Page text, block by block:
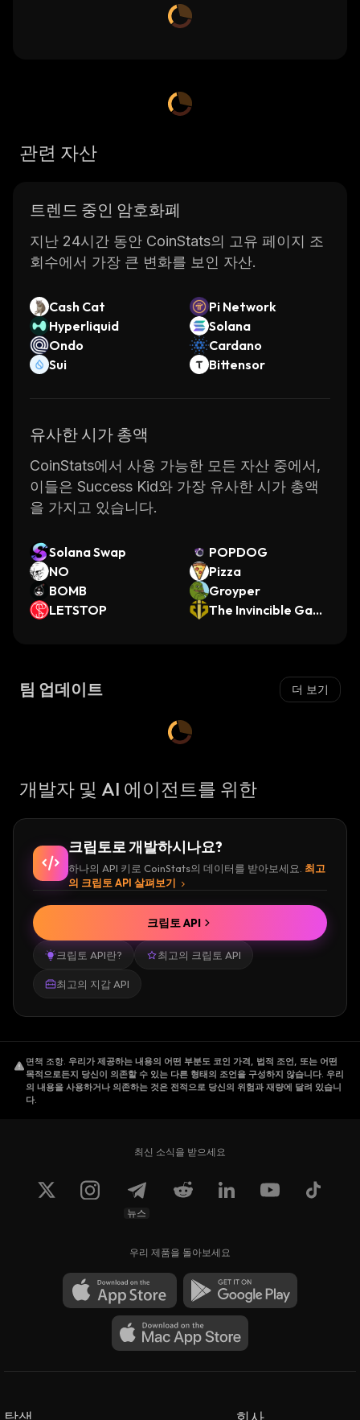
관련 자산
트렌드 중인 암호화폐
지난 24시간 동안 CoinStats의 고유 페이지 조
회수에서 가장 큰 변화를 보인 자산.
Cash Cat
Pi Network
Hyperliquid
Solana
Ondo
Cardano
Sui
Bittensor
유사한 시가 총액
CoinStats에서 사용 가능한 모든 자산 중에서,
이들은 Success Kid와 가장 유사한 시가 총액
을 가지고 있습니다.
Solana Swap
POPDOG
NO
Pizza
BOMB
Groyper
LETSTOP
The Invincible Gam
팀 업데이트 더 보기
개발자 및 AI 에이전트를 위한
크립토로 개발하시나요?
하나의 API 키로 CoinStats의 데이터를 받아보세요. 최고
의 크립토 API 살펴보기
크립토 API란? 최고의 크립토 API
최고의 지갑 API
크립토 API
면책 조항. 우리가 제공하는 내용의 어떤 부분도 코인 가격, 법적 조언, 또는 어떤
목적으로든지 당신이 의존할 수 있는 다른 형태의 조언을 구성하지 않습니다. 우리
의 내용을 사용하거나 의존하는 것은 전적으로 당신의 위험과 재량에 달려 있습니
다.
최신 소식을 받으세요
뉴스
우리 제품을 돌아보세요